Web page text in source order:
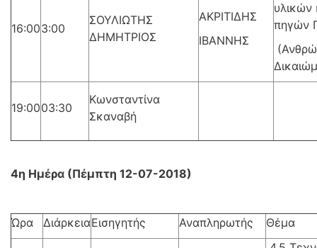
16:003:00
ΣΟΥΛΙΩΤΗΣ
ΔΗΜΗΤΡΙΟΣ
ΑΚΡΙΤΙΔΗΣ
ΙΒΑΝΝΗΣ
υλικών
πηγών
19:0003:30
Κωνσταντίνα
Σκαναβή
4η Ημέρα (Πέμπτη 12-07-2018)
Ώρα ΔιάρκειαΕισηγητής Αναπληρωτής
Θέμα